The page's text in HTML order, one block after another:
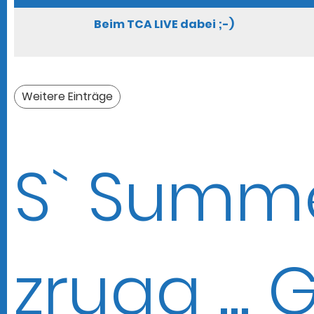
Beim TCA LIVE dabei ;-)
Weitere Einträge
S`
zrugg ...